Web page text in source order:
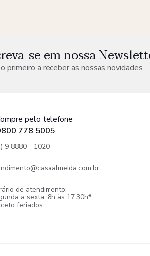
se em nossa
primeiro a receber as nossas novidades
pelo telefone
778 5005
9 8880 - 1020
de atendimento:
a sexta, 8h às 17:30h*
feriados.